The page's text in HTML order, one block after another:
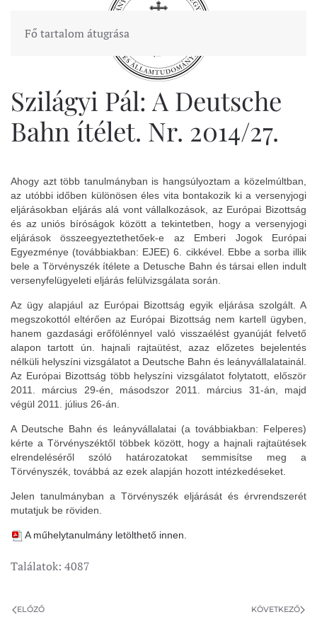
Fő tartalom átugrása
Szilágyi Pál: A Deutsche
Bahn ítélet. Nr. 2014/27.
Ahogy azt több tanulmányban is hangsúlyoztam a közelmúltban,
az utóbbi időben különösen éles vita bontakozik ki a versenyjogi
eljárásokban eljárás alá vont vállalkozások, az Európai Bizottság
és az uniós bíróságok között a tekintetben, hogy a versenyjogi
eljárások összeegyeztethetőek-e az Emberi Jogok Európai
Egyezménye (továbbiakban: EJEE) 6. cikkével. Ebbe a sorba illik
bele a Törvényszék ítélete a Detusche Bahn és társai ellen indult
versenyfelügyeleti eljárás felülvizsgálata során.
Az ügy alapjául az Európai Bizottság egyik eljárása szolgált. A
megszokottól eltérően az Európai Bizottság nem kartell ügyben,
hanem gazdasági erőfölénnyel való visszaélést gyanúját felvető
alapon tartott ún. hajnali rajtaütést, azaz előzetes bejelentés
nélküli helyszíni vizsgálatot a Deutsche Bahn és leányvállalatainál.
Az Európai Bizottság több helyszíni vizsgálatot folytatott, először
2011. március 29-én, másodszor 2011. március 31-án, majd
végül 2011. július 26-án.
A Deutsche Bahn és leányvállalatai (a továbbiakban: Felperes)
kérte a Törvényszéktől többek között, hogy a hajnali rajtaütések
elrendeléséről szóló határozatokat semmisítse meg a
Törvényszék, továbbá az ezek alapján hozott intézkedéseket.
Jelen tanulmányban a Törvényszék eljárását és érvrendszerét
mutatjuk be röviden.
A műhelytanulmány letölthető innen.
Találatok: 4087
ELŐZŐ KÖVETKEZŐ